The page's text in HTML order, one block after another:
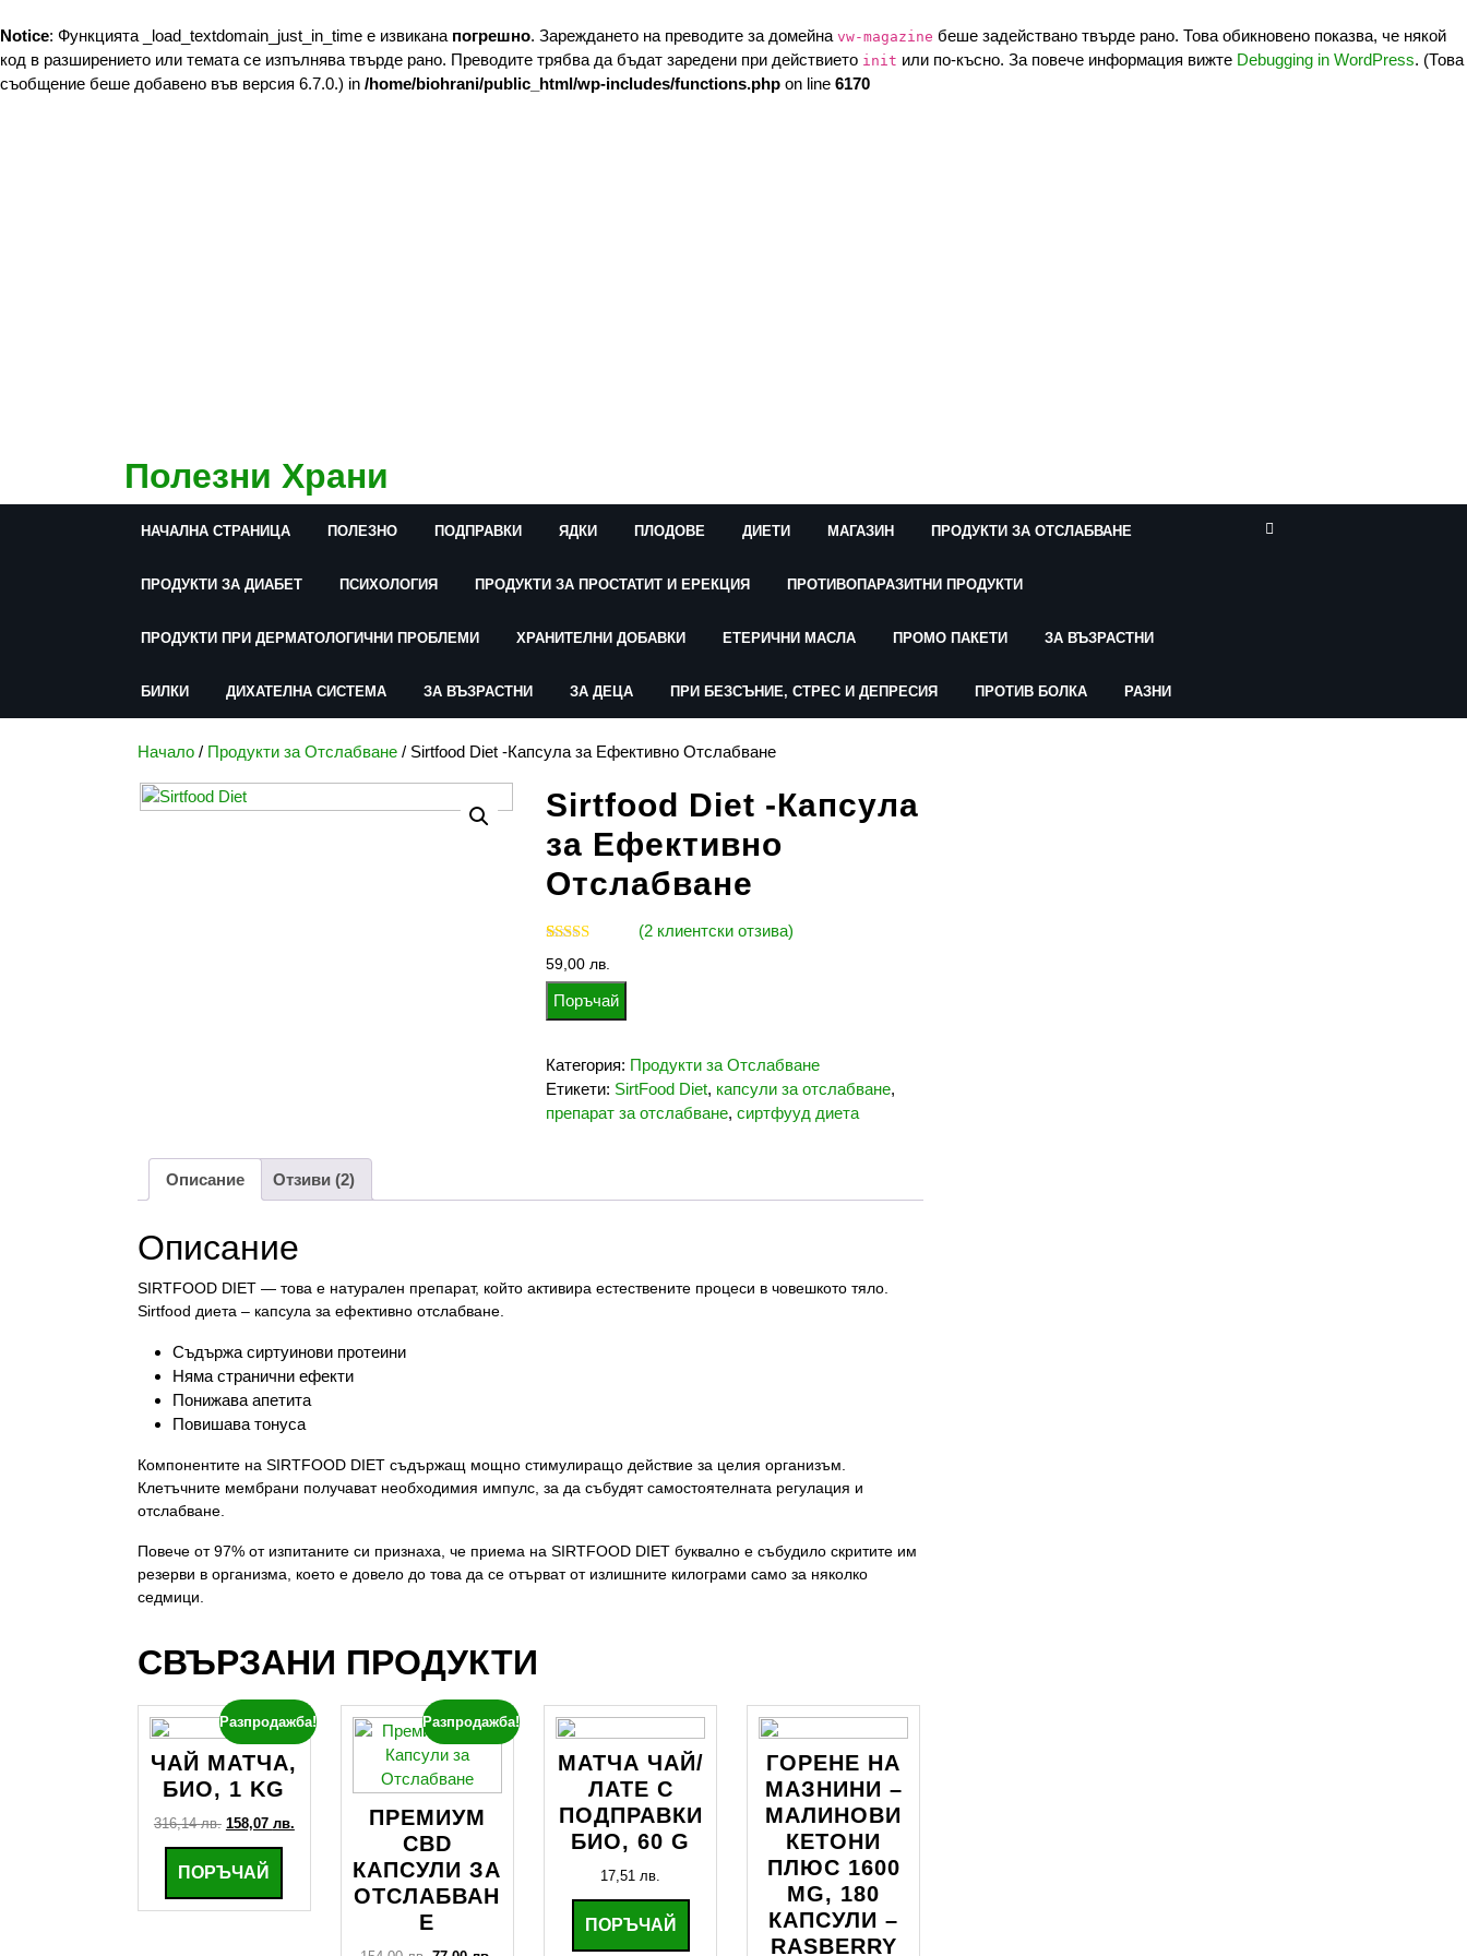
Notice: Функцията _load_textdomain_just_in_time е извикана погрешно. Зареждането на преводите за домейна vw-magazine беше задействано твърде рано. Това обикновено показва, че някой
код в разширението или темата се изпълнява твърде рано. Преводите трябва да бъдат заредени при действието init или по-късно. За повече информация вижте Debugging in WordPress. (Това
съобщение беше добавено във версия 6.7.0.) in /home/biohrani/public_html/wp-includes/functions.php on line 6170
content
Полезни Храни
НАЧАЛНА СТРАНИЦА ПОЛЕЗНО ПОДПРАВКИ ЯДКИ ПЛОДОВЕ ДИЕТИ МАГАЗИН ПРОДУКТИ ЗА ОТСЛАБВАНЕ
ПРОДУКТИ ЗА ДИАБЕТ ПСИХОЛОГИЯ ПРОДУКТИ ЗА ПРОСТАТИТ И ЕРЕКЦИЯ ПРОТИВОПАРАЗИТНИ ПРОДУКТИ
ПРОДУКТИ ПРИ ДЕРМАТОЛОГИЧНИ ПРОБЛЕМИ ХРАНИТЕЛНИ ДОБАВКИ ЕТЕРИЧНИ МАСЛА ПРОМО ПАКЕТИ ЗА ВЪЗРАСТНИ
БИЛКИ ДИХАТЕЛНА СИСТЕМА ЗА ВЪЗРАСТНИ ЗА ДЕЦА ПРИ БЕЗСЪНИЕ, СТРЕС И ДЕПРЕСИЯ ПРОТИВ БОЛКА РАЗНИ
Начало / Продукти за Отслабване / Sirtfood Diet -Капсула за Ефективно Отслабване
Sirtfood Diet -Капсула
за Ефективно
Отслабване
Оценен
от 5,
базирано на
1
потребител
ски оценки
(2 клиентски отзива)
59,00 лв.
Поръчай
Категория: Продукти за Отслабване
Етикети: SirtFood Diet, капсули за отслабване,
препарат за отслабване,сиртфууд диета
Описание Отзиви (2)
Описание
SIRTFOOD DIET — това е натурален препарат, който активира естествените процеси в човешкото тяло.
Sirtfood диета – капсула за ефективно отслабване.
Съдържа сиртуинови протеини
Няма странични ефекти
Понижава апетита
Повишава тонуса
Компонентите на SIRTFOOD DIET съдържащ мощно стимулиращо действие за целия организъм.
Клетъчните мембрани получават необходимия импулс, за да събудят самостоятелната регулация и
отслабване.
Повече от 97% от изпитаните си признаха, че приема на SIRTFOOD DIET буквално е събудило скритите им
резерви в организма, което е довело до това да се отърват от излишните килограми само за няколко
седмици.
СВЪРЗАНИ ПРОДУКТИ
Разпродажба!
ЧАЙ МАТЧА,
БИО, 1 KG
316,14лв. Original
price
was:
158,07 лв.Текущата
158,07 лв..
ПОРЪЧАЙ
Разпродажба!
ПРЕМИУМ
CBD
КАПСУЛИ ЗА
ОТСЛАБВАН
Е
МАТЧА ЧАЙ/
ЛАТЕ С
ПОДПРАВКИ
БИО, 60 G
17,51лв.
ПОРЪЧАЙ
ГОРЕНЕ НА
МАЗНИНИ –
МАЛИНОВИ
КЕТОНИ
ПЛЮС 1600
MG, 180
КАПСУЛИ –
RASBERRY